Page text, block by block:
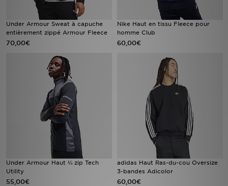
Under Armour Sweat à capuche
entièrement zippé Armour Fleece
70,00€
Nike Haut en tissu Fleece pour
homme Club
60,00€
Under Armour Haut ¼ zip Tech
Utility
55,00€
adidas Haut Ras-du-cou Oversize
3-bandes Adicolor
60,00€